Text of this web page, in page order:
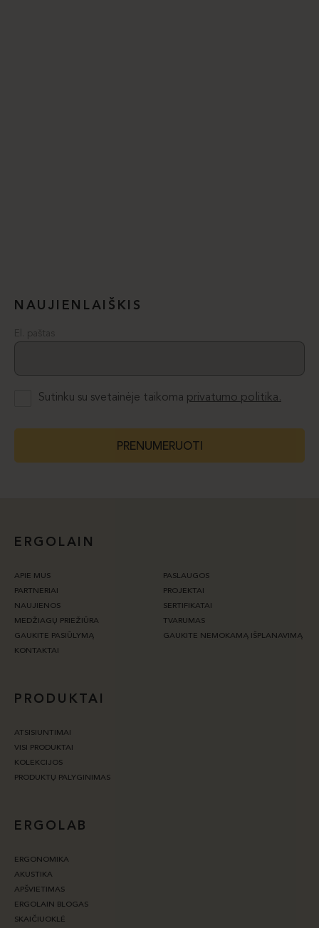
NAUJIENLAIŠKIS
El. paštas
Sutinku su svetainėje taikoma privatumo politika.
PRENUMERUOTI
ERGOLAIN
APIE MUS
PASLAUGOS
PARTNERIAI
PROJEKTAI
NAUJIENOS
SERTIFIKATAI
MEDŽIAGŲ PRIEŽIŪRA
TVARUMAS
GAUKITE PASIŪLYMĄ
GAUKITE NEMOKAMĄ IŠPLANAVIMĄ
KONTAKTAI
PRODUKTAI
ATSISIUNTIMAI
VISI PRODUKTAI
KOLEKCIJOS
PRODUKTŲ PALYGINIMAS
ERGOLAB
ERGONOMIKA
AKUSTIKA
APŠVIETIMAS
ERGOLAIN BLOGAS
SKAIČIUOKLĖ